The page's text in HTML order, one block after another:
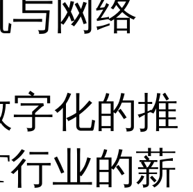
与网络
字化的推
业的薪